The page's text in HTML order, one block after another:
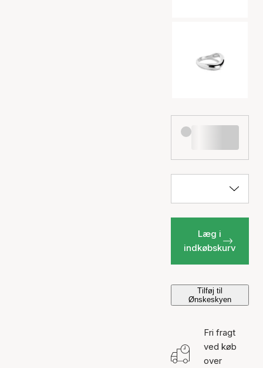
Læg i
indkøbskurv
Tilføj til
Ønskeskyen
Fri fragt
ved køb
over